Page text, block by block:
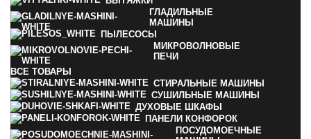
ГЛАДИЛЬНЫЕ
МАШИНЫ
ПЫЛЕСОСЫ
МИКРОВОЛНОВЫЕ
ПЕЧИ
ВСЕ ТОВАРЫ
СТИРАЛЬНЫЕ МАШИНЫ
СУШИЛЬНЫЕ МАШИНЫ
ДУХОВЫЕ ШКАФЫ
ПАНЕЛИ КОНФОРОК
ПОСУДОМОЕЧНЫЕ